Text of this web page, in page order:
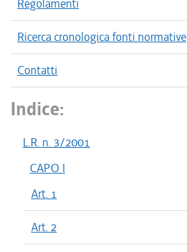
Regolamenti
Ricerca cronologica fonti normative
Contatti
Indice:
L.R. n. 3/2001
CAPO I
Art. 1
Art. 2